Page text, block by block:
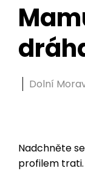
Dolní
Nadchněte
profilem